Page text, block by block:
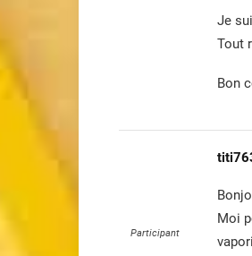
Je
Tout
Bon
Participant
Moi